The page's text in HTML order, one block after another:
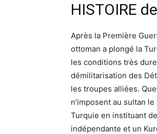
HISTOIRE
Après la Première
ottoman a plongé la
les conditions très
démilitarisation des
les troupes alliées.
n’imposent au sultan
Turquie en instituant
indépendante et un